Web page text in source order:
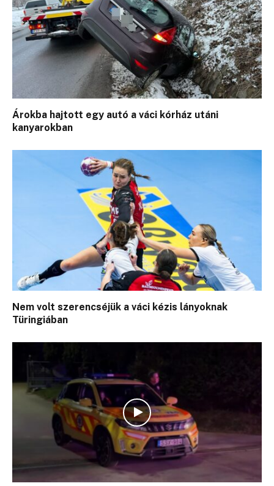
Árokba hajtott egy autó a váci kórház utáni
kanyarokban
Nem volt szerencséjük a váci kézis lányoknak
Türingiában